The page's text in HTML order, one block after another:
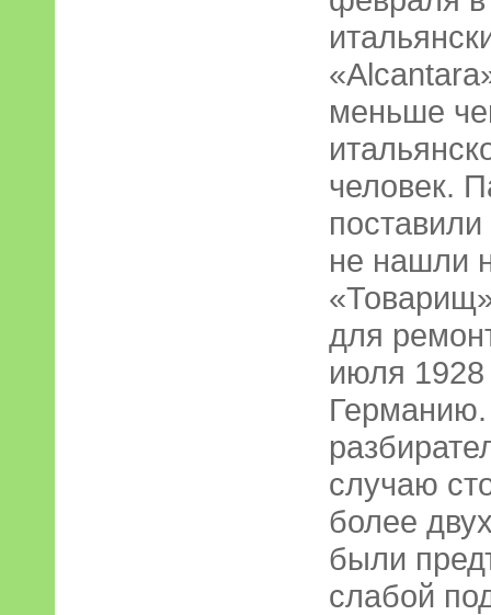
меньше
человек.
не нашли
для
июля 1928
случаю
более
были
слабой